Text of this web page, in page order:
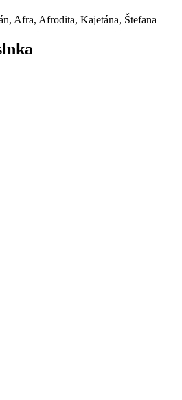
Afra, Afrodita, Kajetána, Štefana